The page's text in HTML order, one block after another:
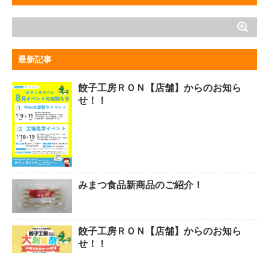
最新記事
餃子工房ＲＯＮ【店舗】からのお知ら
せ！！
みまつ食品新商品のご紹介！
餃子工房ＲＯＮ【店舗】からのお知ら
せ！！